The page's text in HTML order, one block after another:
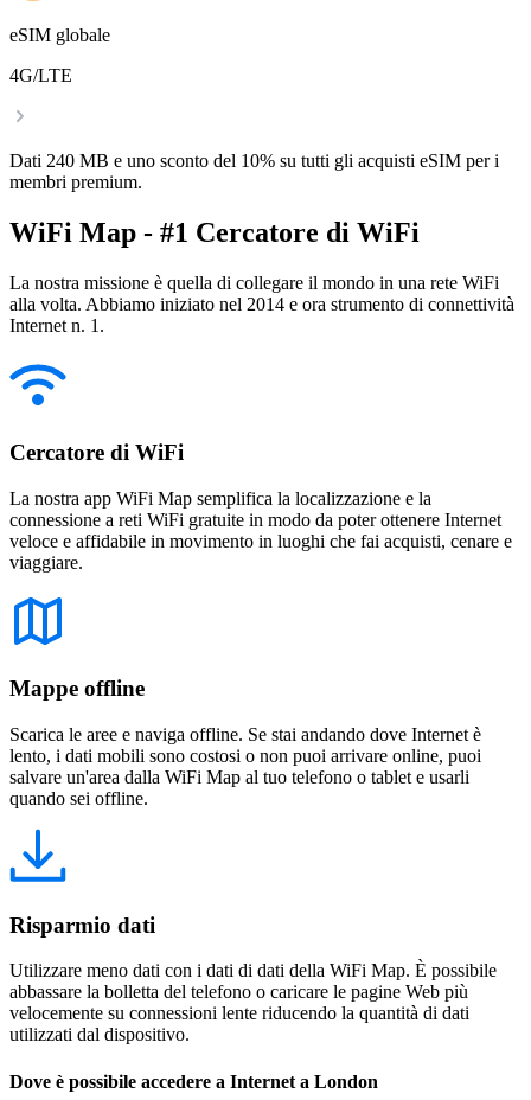
eSIM globale
4G/LTE
Dati 240 MB e uno sconto del 10% su tutti gli acquisti eSIM per i
membri premium.
WiFi Map - #1 Cercatore di WiFi
La nostra missione è quella di collegare il mondo in una rete WiFi
alla volta. Abbiamo iniziato nel 2014 e ora strumento di connettività
Internet n. 1.
Cercatore di WiFi
La nostra app WiFi Map semplifica la localizzazione e la
connessione a reti WiFi gratuite in modo da poter ottenere Internet
veloce e affidabile in movimento in luoghi che fai acquisti, cenare e
viaggiare.
Mappe offline
Scarica le aree e naviga offline. Se stai andando dove Internet è
lento, i dati mobili sono costosi o non puoi arrivare online, puoi
salvare un'area dalla WiFi Map al tuo telefono o tablet e usarli
quando sei offline.
Risparmio dati
Utilizzare meno dati con i dati di dati della WiFi Map. È possibile
abbassare la bolletta del telefono o caricare le pagine Web più
velocemente su connessioni lente riducendo la quantità di dati
utilizzati dal dispositivo.
Dove è possibile accedere a Internet a London